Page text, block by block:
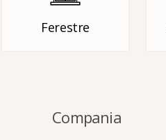
Ferestre
Compania